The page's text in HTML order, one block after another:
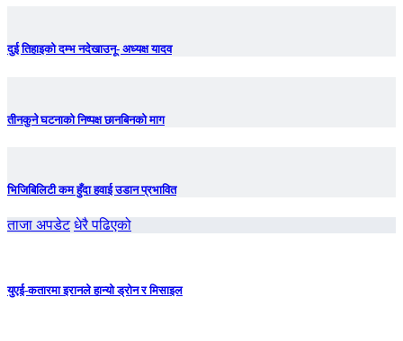
दुई तिहाइको दम्भ नदेखाउनू- अध्यक्ष यादव
तीनकुने घटनाकाे निष्पक्ष छानबिनकाे माग
भिजिबिलिटी कम हुँदा हवाई उडान प्रभावित
ताजा अपडेट धेरै पढिएको
युएई-कतारमा इरानले हान्यो ड्रोन र मिसाइल